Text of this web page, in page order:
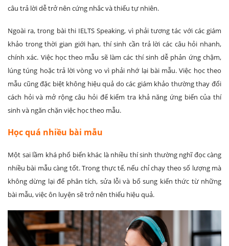
câu trả lời dễ trở nên cứng nhắc và thiếu tự nhiên.
Ngoài ra, trong bài thi IELTS Speaking, vì phải tương tác với các giám
khảo trong thời gian giới hạn, thí sinh cần trả lời các câu hỏi nhanh,
chính xác. Việc học theo mẫu sẽ làm các thí sinh dễ phản ứng chậm,
lúng túng hoặc trả lời vòng vo vì phải nhớ lại bài mẫu. Việc học theo
mẫu cũng đặc biệt không hiệu quả do các giám khảo thường thay đổi
cách hỏi và mở rộng câu hỏi để kiểm tra khả năng ứng biến của thí
sinh và ngăn chặn việc học theo mẫu.
Học quá nhiều bài mẫu
Một sai lầm khá phổ biến khác là nhiều thí sinh thường nghĩ đọc càng
nhiều bài mẫu càng tốt. Trong thực tế, nếu chỉ chạy theo số lượng mà
không dừng lại để phân tích, sửa lỗi và bổ sung kiến thức từ những
bài mẫu, việc ôn luyện sẽ trở nên thiếu hiệu quả.